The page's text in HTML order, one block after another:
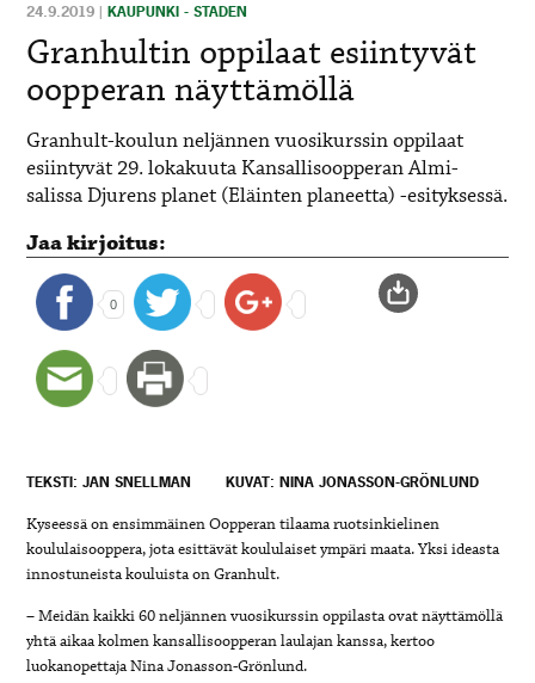
24.9.2019 |KAUPUNKI - STADEN
Granhultin oppilaat esiintyvät
oopperan näyttämöllä
Granhult-koulun neljännen vuosikurssin oppilaat
esiintyvät 29. lokakuuta Kansallisoopperan Almi-
salissa Djurens planet (Eläinten planeetta) -esityksessä.
Jaa kirjoitus:
0
TEKSTI: JAN SNELLMAN KUVAT: NINA JONASSON-GRÖNLUND
Kyseessä on ensimmäinen Oopperan tilaama ruotsinkielinen
koululaisooppera, jota esittävät koululaiset ympäri maata. Yksi ideasta
innostuneista kouluista on Granhult.
– Meidän kaikki 60 neljännen vuosikurssin oppilasta ovat näyttämöllä
yhtä aikaa kolmen kansallisoopperan laulajan kanssa, kertoo
luokanopettaja Nina Jonasson-Grönlund.